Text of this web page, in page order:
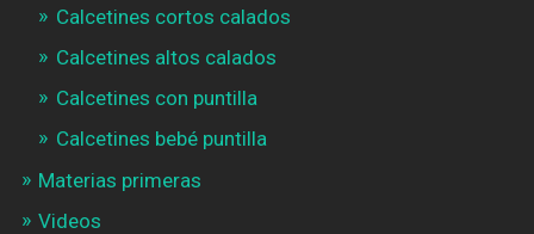
Calcetines cortos calados
Calcetines altos calados
Calcetines con puntilla
Calcetines bebé puntilla
Materias primeras
Videos